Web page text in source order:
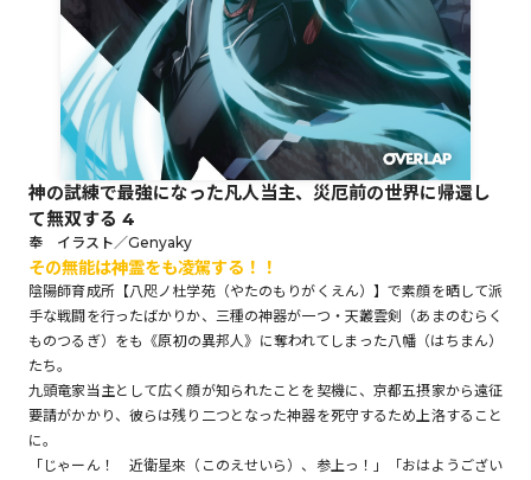
ロサージュノベルス
コミックガルド
コミックパルフェ
神の試練で最強になった凡人当主、災厄前の世界に帰還し
て無双する 4
奉 イラスト／Genyaky
その無能は神霊をも凌駕する！！
陰陽師育成所【八咫ノ杜学苑（やたのもりがくえん）】で素顔を晒して派
手な戦闘を行ったばかりか、三種の神器が一つ・天叢雲剣（あまのむらく
ものつるぎ）をも《原初の異邦人》に奪われてしまった八幡（はちまん）
たち。
九頭竜家当主として広く顔が知られたことを契機に、京都五摂家から遠征
要請がかかり、彼らは残り二つとなった神器を死守するため上洛すること
に。
「じゃーん！ 近衛星來（このえせいら）、参上っ！」「おはようござい